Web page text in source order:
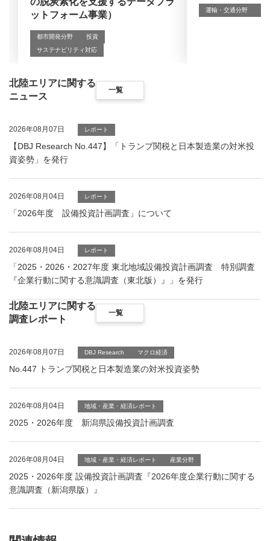
ットフォーム事業）
都市開発分野
投資
サステナビリティ対応
運輸・交通分野
北陸エリアに関する
ニュース
一覧
2026年08月07日 レポート
【DBJ Research No.447】「トランプ関税と日本製造業の対米投
資姿勢」を発行
2026年08月04日 レポート
「2026年度 設備投資計画調査」について
2026年08月04日 レポート
「2025・2026・2027年度 東北地域設備投資計画調査 特別調査
『企業行動に関する意識調査（東北版）』」を発行
北陸エリアに関する
調査レポート
一覧
2026年08月07日 DBJ Research マクロ経済
No.447 トランプ関税と日本製造業の対米投資姿勢
2026年08月04日 地域・産業・経済レポート
2025・2026年度 新潟県設備投資計画調査
2026年08月04日 地域・産業・経済レポート 産業分野
2025・2026年度 設備投資計画調査『2026年度企業行動に関する
意識調査（新潟県版）』